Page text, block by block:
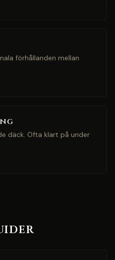
förhållanden mellan
däck. Ofta klart på under